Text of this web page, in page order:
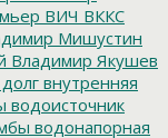
ВИЧ ВККС
Мишустин
Владимир Якушев
внутренняя
водоисточник
водонапорная